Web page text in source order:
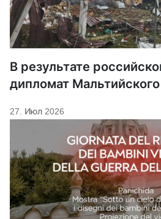
В результате
дипломат
27. Июл 2026